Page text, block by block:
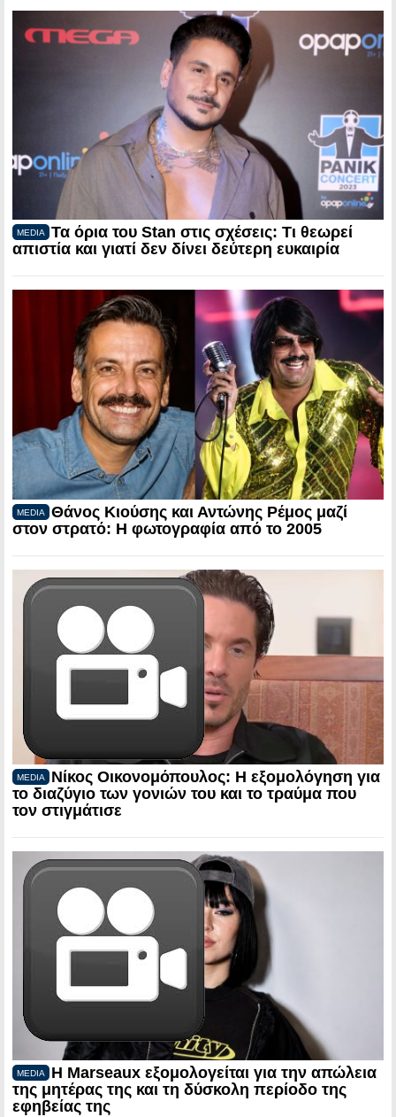
MEDIA
Τα όρια του Stan στις σχέσεις: Τι θεωρεί
απιστία και γιατί δεν δίνει δεύτερη ευκαιρία
MEDIA
Θάνος Κιούσης και Αντώνης Ρέμος μαζί
στον στρατό: Η φωτογραφία από το 2005
MEDIA
Νίκος Οικονομόπουλος: Η εξομολόγηση για
το διαζύγιο των γονιών του και το τραύμα που
τον στιγμάτισε
MEDIA
Η Marseaux εξομολογείται για την απώλεια
της μητέρας της και τη δύσκολη περίοδο της
εφηβείας της